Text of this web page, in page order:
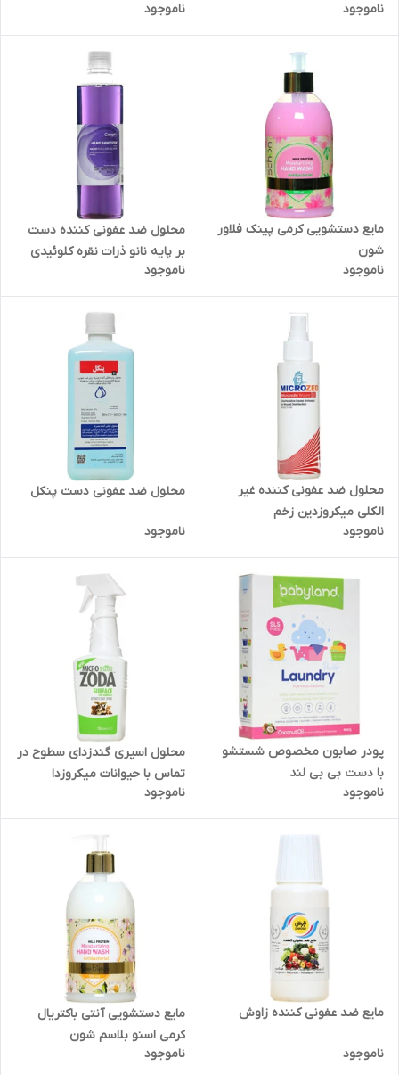
ناموجود
ناموجود
مایع دستشویی کرمی پینک فلاور
شون
ناموجود
محلول ضد عفونی کننده دست
بر پایه نانو ذرات نقره کلوئیدی
ژنوبایوتیک
ناموجود
محلول ضد عفونی کننده غیر
الکلی میکروزدین زخم
ناموجود
محلول ضد عفونی دست پنکل
ناموجود
پودر صابون مخصوص شستشو
با دست بی بی لند
ناموجود
محلول اسپری گندزدای سطوح در
تماس با حیوانات میکروزدا
ناموجود
مایع ضد عفونی کننده زاوش
ناموجود
مایع دستشویی آنتی باکتریال
کرمی اسنو بلاسم شون
ناموجود